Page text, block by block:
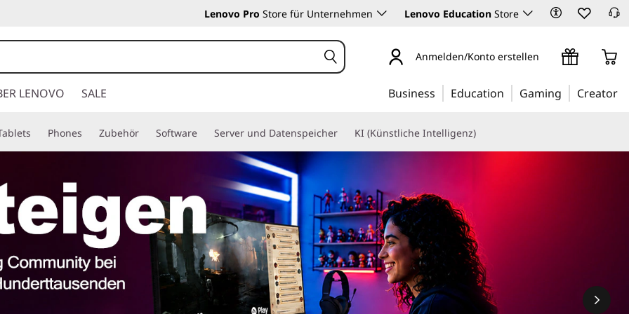
Lenovo Pro Store für Unternehmen Lenovo Education Store
Anmelden/Konto erstellen
LENOVO SALE Business Education Gaming Creator
Phones Zubehör Software Server und Datenspeicher KI (Künstliche Intelligenz)